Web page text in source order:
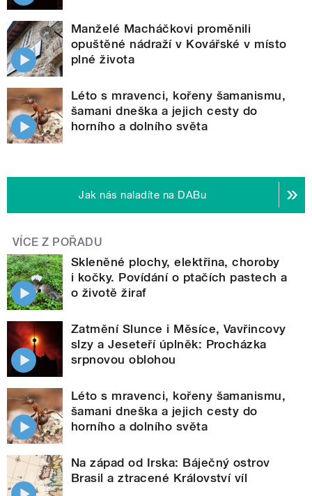
Manželé Macháčkovi proměnili
opuštěné nádraží v Kovářské v místo
plné života
Léto s mravenci, kořeny šamanismu,
šamani dneška a jejich cesty do
horního a dolního světa
Jak nás naladíte na DABu
VÍCE Z POŘADU
Skleněné plochy, elektřina, choroby
i kočky. Povídání o ptačích pastech a
o životě žiraf
Zatmění Slunce i Měsíce, Vavřincovy
slzy a Jeseteří úplněk: Procházka
srpnovou oblohou
Léto s mravenci, kořeny šamanismu,
šamani dneška a jejich cesty do
horního a dolního světa
Na západ od Irska: Báječný ostrov
Brasil a ztracené Království víl